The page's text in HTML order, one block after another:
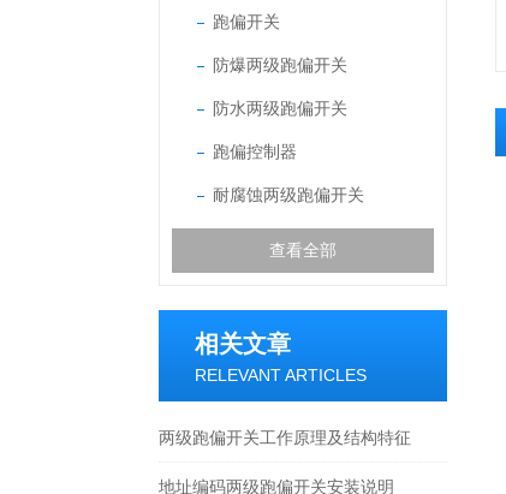
跑偏开关
防爆两级跑偏开关
防水两级跑偏开关
跑偏控制器
耐腐蚀两级跑偏开关
查看全部
相关文章
RELEVANT ARTICLES
两级跑偏开关工作原理及结构特征
地址编码两级跑偏开关安装说明